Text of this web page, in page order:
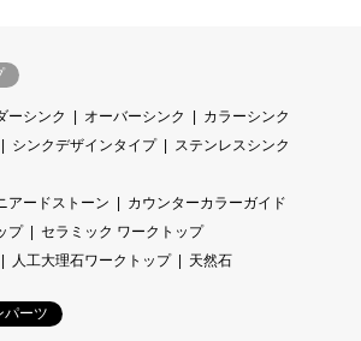
ーシンク オーバーシンク
カラーシンク
シンクデザインタイプ
ステンレスシンク
アードストーン
カウンターカラーガイド
プ
セラミック ワークトップ
人工大理石ワークトップ 天然石
パーツ